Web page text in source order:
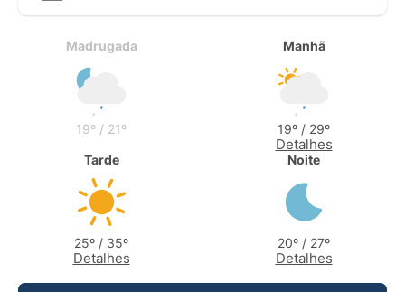
Madrugada
19º / 21º
Manhã
19º / 29º
Detalhes
Tarde
25º / 35º
Detalhes
Noite
20º / 27º
Detalhes